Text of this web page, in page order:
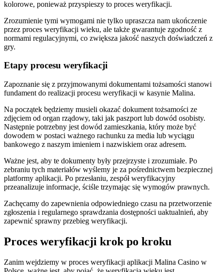
kolorowe, ponieważ przyspieszy to proces weryfikacji.
Zrozumienie tymi wymogami nie tylko upraszcza nam ukończenie
przez proces weryfikacji wieku, ale także gwarantuje zgodność z
normami regulacyjnymi, co zwiększa jakość naszych doświadczeń z
gry.
Etapy procesu weryfikacji
Zapoznanie się z przyjmowanymi dokumentami tożsamości stanowi
fundament do realizacji procesu weryfikacji w kasynie Malina.
Na początek będziemy musieli okazać dokument tożsamości ze
zdjęciem od organ rządowy, taki jak paszport lub dowód osobisty.
Następnie potrzebny jest dowód zamieszkania, który może być
dowodem w postaci ważnego rachunku za media lub wyciągu
bankowego z naszym imieniem i nazwiskiem oraz adresem.
Ważne jest, aby te dokumenty były przejrzyste i zrozumiałe. Po
zebraniu tych materiałów wyślemy je za pośrednictwem bezpiecznej
platformy aplikacji. Po przesłaniu, zespół weryfikacyjny
przeanalizuje informacje, ściśle trzymając się wymogów prawnych.
Zachęcamy do zapewnienia odpowiedniego czasu na przetworzenie
zgłoszenia i regularnego sprawdzania dostępności uaktualnień, aby
zapewnić sprawny przebieg weryfikacji.
Proces weryfikacji krok po kroku
Zanim wejdziemy w proces weryfikacji aplikacji Malina Casino w